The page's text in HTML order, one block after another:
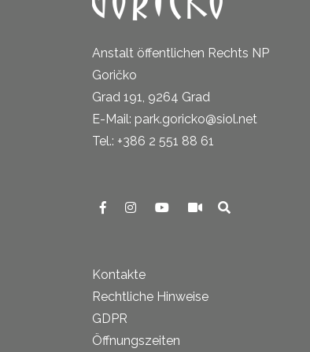
Anstalt öffentlichen Rechts NP
Goričko
Grad 191, 9264 Grad
E-Mail: park.goricko@siol.net
Tel.: +386 2 551 88 61
Kontakte
Rechtliche Hinweise
GDPR
Öffnungszeiten